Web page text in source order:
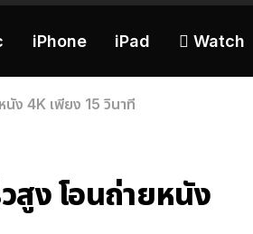
iPhone iPad  Watch
ง 4K เพียง 15 วินาที
สูง โอนถ่ายหนัง